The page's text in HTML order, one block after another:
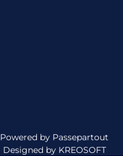
Powered by Passepartout
Designed by KREOSOFT